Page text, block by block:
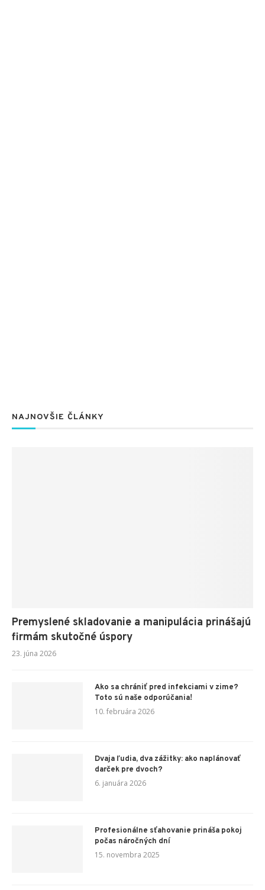
NAJNOVŠIE ČLÁNKY
Premyslené skladovanie a manipulácia prinášajú
firmám skutočné úspory
23. júna 2026
Ako sa chrániť pred infekciami v zime?
Toto sú naše odporúčania!
10. februára 2026
Dvaja ľudia, dva zážitky: ako naplánovať
darček pre dvoch?
6. januára 2026
Profesionálne sťahovanie prináša pokoj
počas náročných dní
15. novembra 2025